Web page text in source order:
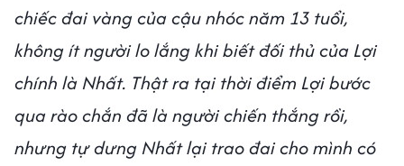
chiếc đai vàng của cậu nhóc năm 13 tuổi,
không ít người lo lắng khi biết đối thủ của Lợi
chính là Nhất. Thật ra tại thời điểm Lợi bước
qua rào chắn đã là người chiến thắng rồi,
nhưng tự dưng Nhất lại trao đai cho mình có